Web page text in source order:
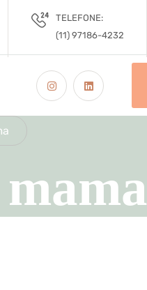
TELEFONE:
(11) 97186-4232